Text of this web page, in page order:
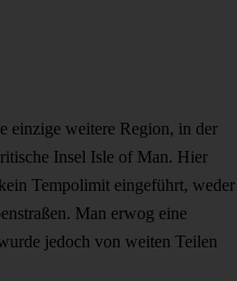
einzige weitere Region, in der
Insel Isle of Man. Hier
Tempolimit eingeführt, weder
Man erwog eine
jedoch von weiten Teilen